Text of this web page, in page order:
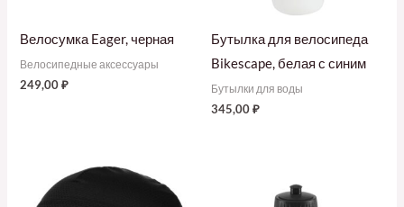
Велосумка Eager, черная
Велосипедные аксессуары
249,00₽
Бутылка для велосипеда
Bikescape, белая с синим
Бутылки для воды
345,00₽